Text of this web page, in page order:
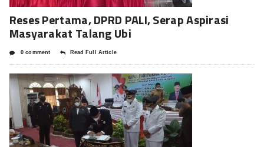
Reses Pertama, DPRD PALI, Serap Aspirasi
Masyarakat Talang Ubi
0 comment Read Full Article